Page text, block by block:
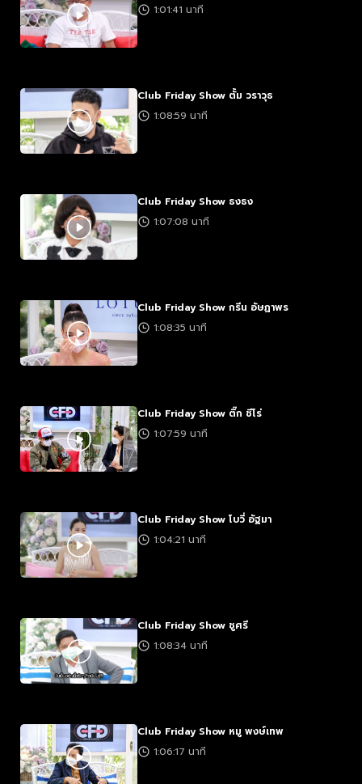
1:01:41 นาที
Club Friday Show ตั้ม วราวุธ
1:08:59 นาที
Club Friday Show ธงธง
1:07:08 นาที
Club Friday Show กรีน อัษฏาพร
1:08:35 นาที
Club Friday Show ติ๊ก ชีโร่
1:07:59 นาที
Club Friday Show โบวี่ อัฐมา
1:04:21 นาที
Club Friday Show ชูศรี
1:08:34 นาที
Club Friday Show หมู พงษ์เทพ
1:06:17 นาที